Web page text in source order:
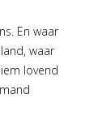
En waar
waar
lovend